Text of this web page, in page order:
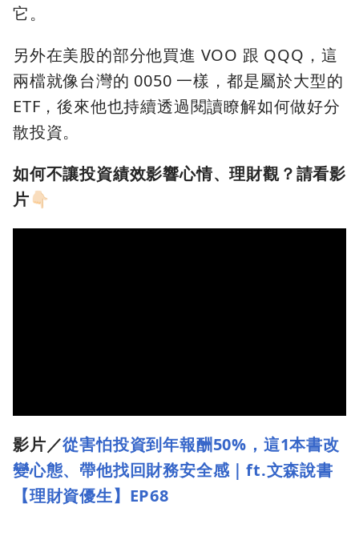
它。
另外在美股的部分他買進 VOO 跟 QQQ，這
兩檔就像台灣的 0050 一樣，都是屬於大型的
ETF，後來他也持續透過閱讀瞭解如何做好分
散投資。
如何不讓投資績效影響心情、理財觀？請看影
片👇🏻
影片／從害怕投資到年報酬50%，這1本書改
變心態、帶他找回財務安全感｜ft.文森說書
【理財資優生】EP68